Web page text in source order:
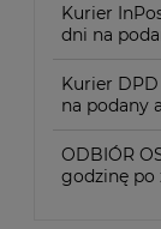
Kurier
dni na
Kurier DPD
na podany
ODBIÓR
godzinę po